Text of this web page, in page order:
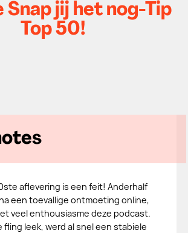
jij het nog-Tip
Top 50!
aflevering is een feit! Anderhalf
een toevallige ontmoeting online,
veel enthousiasme deze podcast.
fling leek, werd al snel een stabiele